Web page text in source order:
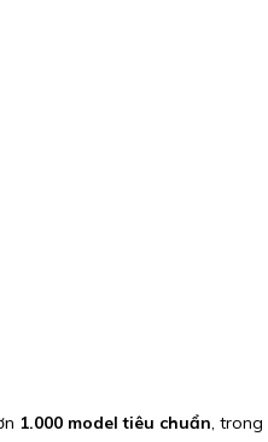
1.000 model tiêu chuẩn, trong